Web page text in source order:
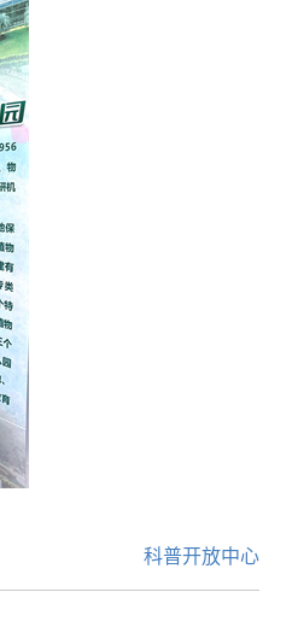
科普开放中心